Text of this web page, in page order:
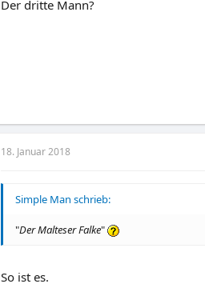
Der dritte Mann?
18. Januar 2018
Simple Man schrieb:
"Der Malteser Falke"
So ist es.